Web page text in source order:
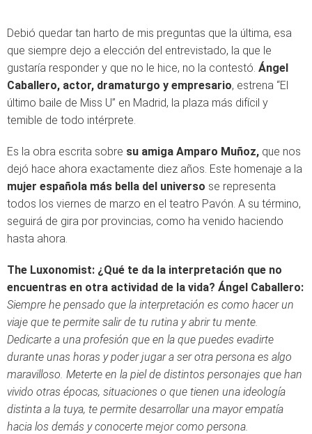
Debió quedar tan harto de mis preguntas que la última, esa
que siempre dejo a elección del entrevistado, la que le
gustaría responder y que no le hice, no la contestó. Ángel
Caballero, actor, dramaturgo y empresario, estrena “El
último baile de Miss U” en Madrid, la plaza más difícil y
temible de todo intérprete.
Es la obra escrita sobre su amiga Amparo Muñoz, que nos
dejó hace ahora exactamente diez años. Este homenaje a la
mujer española más bella del universo se representa
todos los viernes de marzo en el teatro Pavón. A su término,
seguirá de gira por provincias, como ha venido haciendo
hasta ahora.
The Luxonomist: ¿Qué te da la interpretación que no
encuentras en otra actividad de la vida? Ángel Caballero:
Siempre he pensado que la interpretación es como hacer un
viaje que te permite salir de tu rutina y abrir tu mente.
Dedicarte a una profesión que en la que puedes evadirte
durante unas horas y poder jugar a ser otra persona es algo
maravilloso. Meterte en la piel de distintos personajes que han
vivido otras épocas, situaciones o que tienen una ideología
distinta a la tuya, te permite desarrollar una mayor empatía
hacia los demás y conocerte mejor como persona.